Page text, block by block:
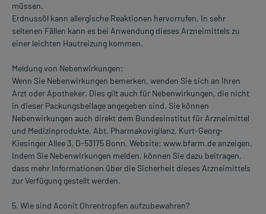
müssen.
Erdnussöl kann allergische Reaktionen hervorrufen. In sehr
seltenen Fällen kann es bei Anwendung dieses Arzneimittels zu
einer leichten Hautreizung kommen.
Meldung von Nebenwirkungen:
Wenn Sie Nebenwirkungen bemerken, wenden Sie sich an Ihren
Arzt oder Apotheker. Dies gilt auch für Nebenwirkungen, die nicht
in dieser Packungsbeilage angegeben sind. Sie können
Nebenwirkungen auch direkt dem Bundesinstitut für Arzneimittel
und Medizinprodukte, Abt. Pharmakovigilanz, Kurt-Georg-
Kiesinger Allee 3, D-53175 Bonn, Website: www.bfarm.de anzeigen.
Indem Sie Nebenwirkungen melden, können Sie dazu beitragen,
dass mehr Informationen über die Sicherheit dieses Arzneimittels
zur Verfügung gestellt werden.
5. Wie sind Aconit Ohrentropfen aufzubewahren?